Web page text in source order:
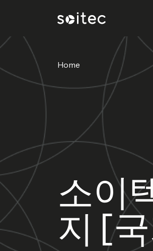
Home
소이
지 [